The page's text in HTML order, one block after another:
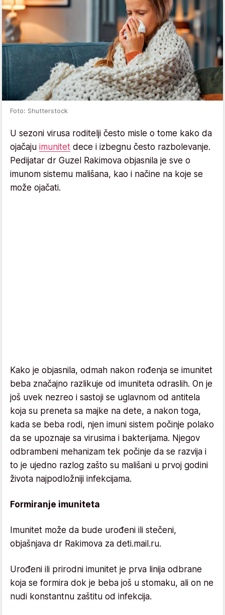
Foto: Shutterstock
U sezoni virusa roditelji često misle o tome kako da
ojačaju imunitet dece i izbegnu često razbolevanje.
Pedijatar dr Guzel Rakimova objasnila je sve o
imunom sistemu mališana, kao i načine na koje se
može ojačati.
Kako je objasnila, odmah nakon rođenja se imunitet
beba značajno razlikuje od imuniteta odraslih. On je
još uvek nezreo i sastoji se uglavnom od antitela
koja su preneta sa majke na dete, a nakon toga,
kada se beba rodi, njen imuni sistem počinje polako
da se upoznaje sa virusima i bakterijama. Njegov
odbrambeni mehanizam tek počinje da se razvija i
to je ujedno razlog zašto su mališani u prvoj godini
života najpodložniji infekcijama.
Formiranje imuniteta
Imunitet može da bude urođeni ili stečeni,
objašnjava dr Rakimova za deti.mail.ru.
Urođeni ili prirodni imunitet je prva linija odbrane
koja se formira dok je beba još u stomaku, ali on ne
nudi konstantnu zaštitu od infekcija.